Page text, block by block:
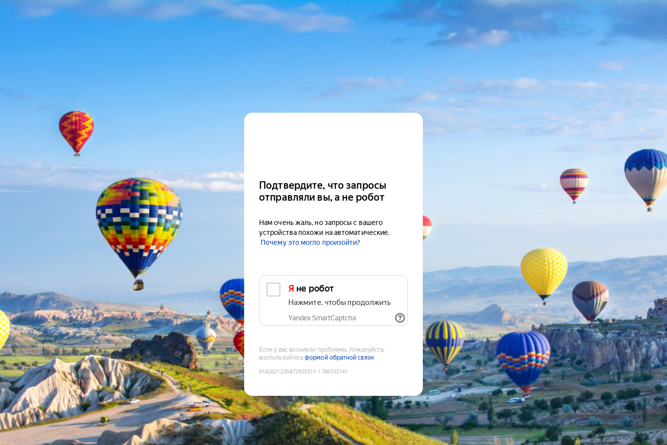
Подтвердите, что запросы
отправляли вы, а не робот
Нам очень жаль, но запросы с вашего
устройства похожи на автоматические.
Почему это могло произойти?
Я не робот
Нажмите, чтобы продолжить
Yandex SmartCaptcha
Если у вас возникли проблемы, пожалуйста,
воспользуйтесьформой обратной связи
9182821235872935311 :1786102141